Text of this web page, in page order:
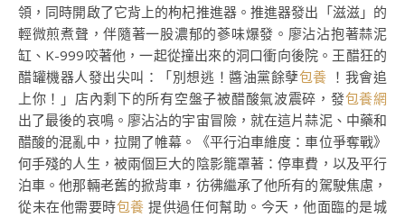
領，同時開啟了它背上的枸杞推進器。推進器發出「滋滋」的
輕微煎煮聲，伴隨著一股濃郁的蔘味爆發。廖沾沾抱著蒜泥
缸、K-999咬著他，一起從撞出來的洞口衝向後院。王醋狂的
醋罐機器人發出尖叫：「別想逃！醬油黨餘孽包養 ！我會追
上你！」店內剩下的所有空盤子被醋酸氣波震碎，發包養網
出了最後的哀鳴。廖沾沾的宇宙冒險，就在這片蒜泥、中藥和
醋酸的混亂中，拉開了帷幕。《平行泊車維度：車位爭奪戰》
何手殘的人生，被兩個巨大的陰影籠罩著：停車費，以及平行
泊車。他那輛老舊的掀背車，彷彿繼承了他所有的駕駛焦慮，
從未在他需要時包養 提供過任何幫助。今天，他面臨的是城